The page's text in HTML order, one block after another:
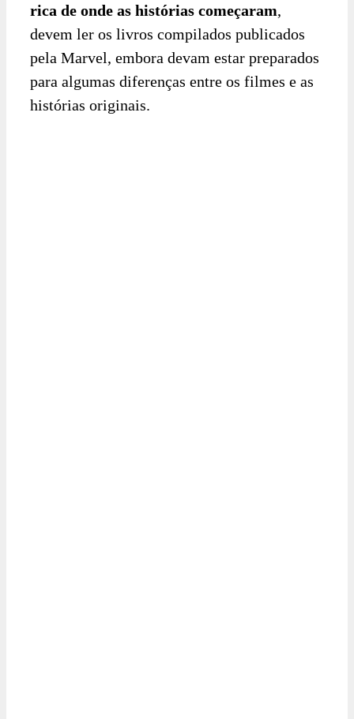
rica de onde as histórias começaram,
devem ler os livros compilados publicados
pela Marvel, embora devam estar preparados
para algumas diferenças entre os filmes e as
histórias originais.